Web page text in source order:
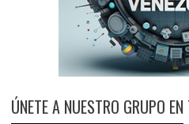
ÚNETE A NUESTRO GRUPO